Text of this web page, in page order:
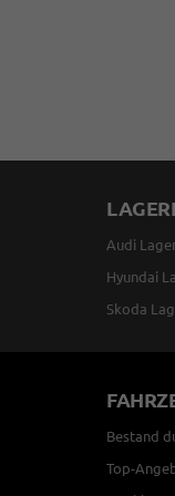
Audi
Hyundai
Skoda
Bestand
Top-